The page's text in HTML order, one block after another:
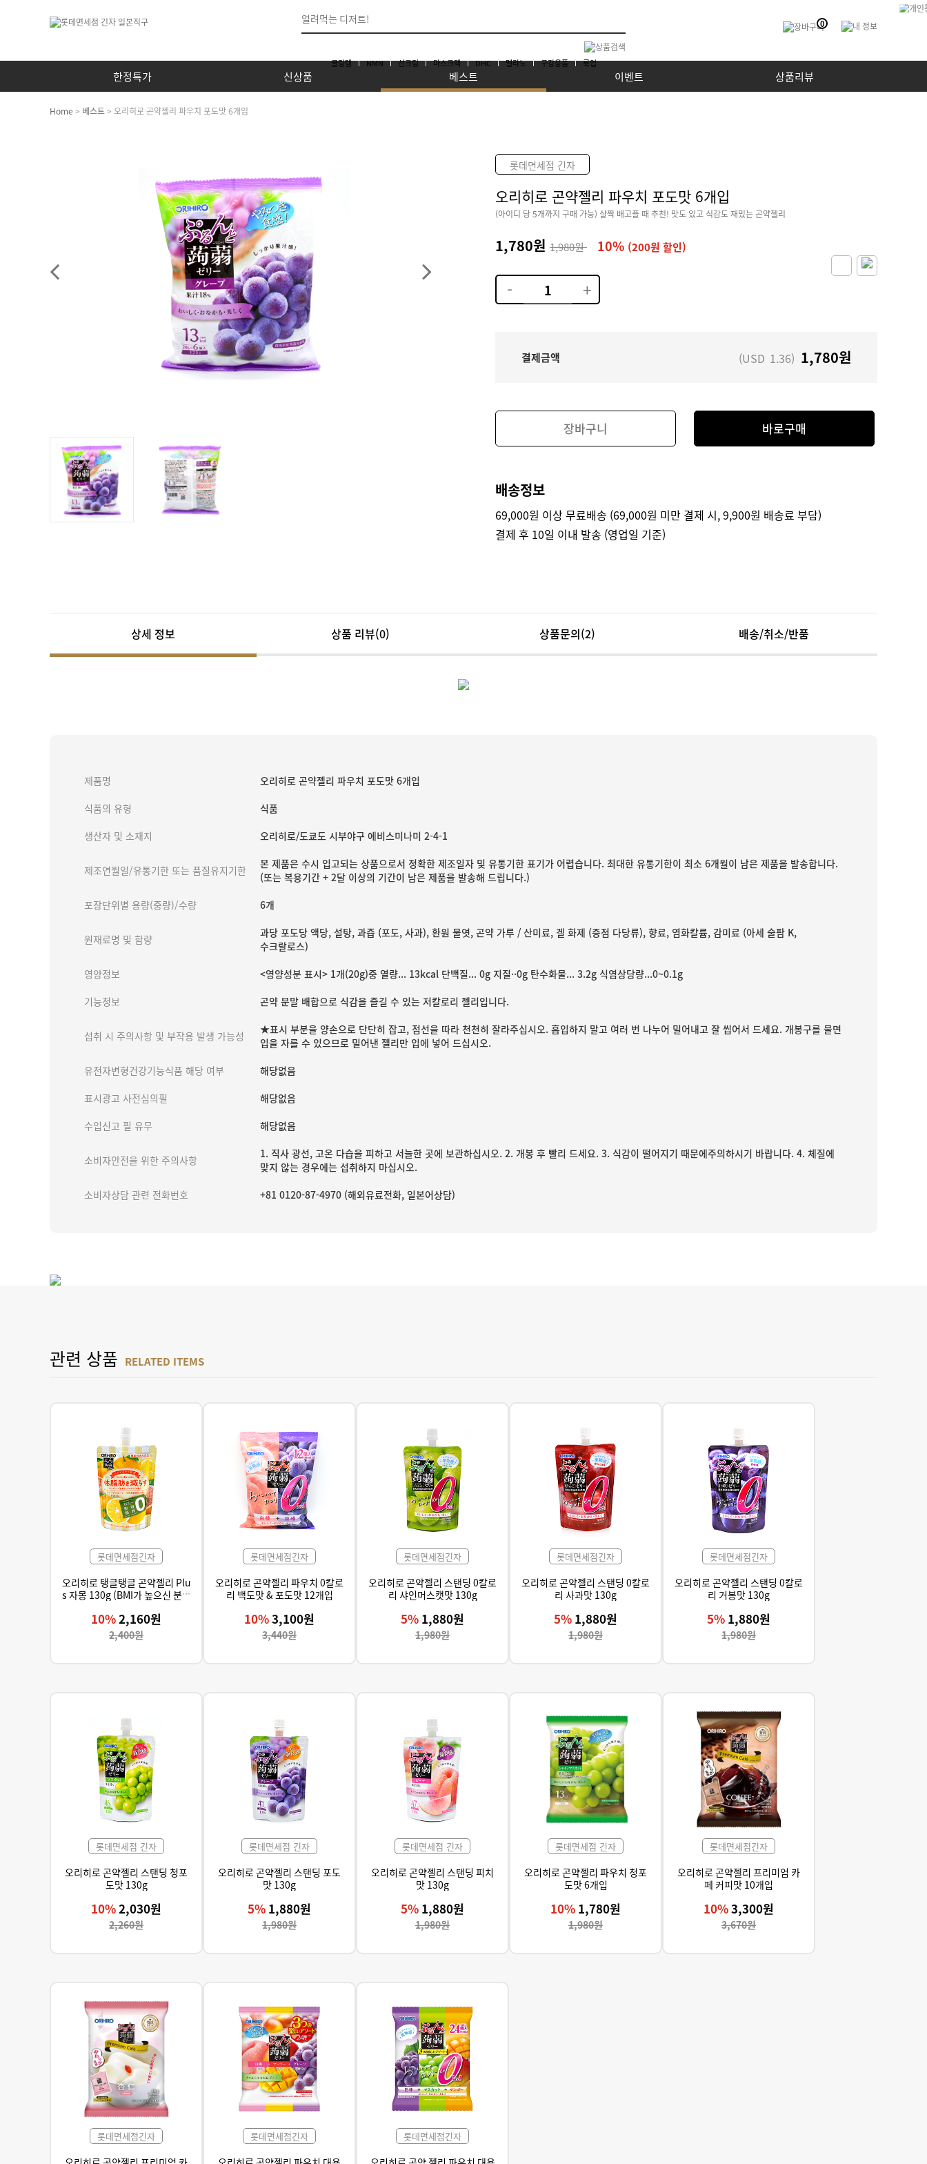
쿨링템 NMN 선크림 마스크팩 DHC 멜라노 구강용품 룩업
0
한정특가 신상품 베스트 이벤트 상품리뷰
Home > 베스트> 오리히로 곤약젤리 파우치 포도맛 6개입
롯데면세점 긴자
오리히로 곤약젤리 파우치 포도맛 6개입
(아이디 당 5개까지 구매 가능) 살짝 배고플 때 추천! 맛도 있고 식감도 재밌는 곤약젤리
1,780원 1,980원 10% (200원 할인)
결제금액 (USD 1.36) 1,780원
장바구니 바로구매
배송정보
69,000원 이상 무료배송 (69,000원 미만 결제 시, 9,900원 배송료 부담)
결제 후 10일 이내 발송 (영업일 기준)
상세 정보 상품 리뷰(0) 상품문의(2) 배송/취소/반품
제품명
오리히로 곤약젤리 파우치 포도맛 6개입
식품의 유형
식품
생산자 및 소재지
오리히로/도쿄도 시부야구 에비스미나미 2-4-1
제조연월일/유통기한 또는 품질유지기한
본 제품은 수시 입고되는 상품으로서 정확한 제조일자 및 유통기한 표기가 어렵습니다. 최대한 유통기한이 최소 6개월이 남은 제품을 발송합니다.
(또는 복용기간 + 2달 이상의 기간이 남은 제품을 발송해 드립니다.)
포장단위별 용량(중량)/수량
6개
원재료명 및 함량
과당 포도당 액당, 설탕, 과즙 (포도, 사과), 환원 물엿, 곤약 가루 / 산미료, 겔 화제 (증점 다당류), 향료, 염화칼륨, 감미료 (아세 술팜 K,
수크랄로스)
영양정보
<영양성분 표시> 1개(20g)중 열량... 13kcal 단백질... 0g 지질··0g 탄수화물... 3.2g 식염상당량...0~0.1g
기능정보
곤약 분말 배합으로 식감을 즐길 수 있는 저칼로리 젤리입니다.
섭취 시 주의사항 및 부작용 발생 가능성
★표시 부분을 양손으로 단단히 잡고, 점선을 따라 천천히 잘라주십시오. 흡입하지 말고 여러 번 나누어 밀어내고 잘 씹어서 드세요. 개봉구를 물면
입을 자를 수 있으므로 밀어낸 젤리만 입에 넣어 드십시오.
유전자변형건강기능식품 해당 여부
해당없음
표시광고 사전심의필
해당없음
수입신고 필 유무
해당없음
소비자안전을 위한 주의사항
1. 직사 광선, 고온 다습을 피하고 서늘한 곳에 보관하십시오. 2. 개봉 후 빨리 드세요. 3. 식감이 떨어지기 때문에주의하시기 바랍니다. 4. 체질에
맞지 않는 경우에는 섭취하지 마십시오.
소비자상담 관련 전화번호
+81 0120-87-4970 (해외유료전화, 일본어상담)
관련 상품 RELATED ITEMS
롯데면세점긴자
오리히로 탱글탱글 곤약젤리 Plu
s 자몽 130g (BMI가 높으신 분들
힙 추출물 함유)
10%2,160원
2,400원
롯데면세점긴자
오리히로 곤약젤리 파우치 0칼로
리 백도맛 & 포도맛 12개입
10%3,100원
3,440원
롯데면세점긴자
오리히로 곤약젤리 스탠딩 0칼로
리 샤인머스캣맛 130g
5% 1,880원
1,980원
롯데면세점긴자
오리히로 곤약젤리 스탠딩 0칼로
리 사과맛 130g
5% 1,880원
1,980원
롯데면세점긴자
오리히로 곤약젤리 스탠딩 0칼로
리 거봉맛 130g
5% 1,880원
1,980원
롯데면세점 긴자
오리히로 곤약젤리 스탠딩 청포
도맛 130g
10%2,030원
2,260원
롯데면세점 긴자
오리히로 곤약젤리 스탠딩 포도
맛 130g
5% 1,880원
1,980원
롯데면세점 긴자
오리히로 곤약젤리 스탠딩 피치
맛 130g
5% 1,880원
1,980원
롯데면세점 긴자
오리히로 곤약젤리 파우치 청포
도맛 6개입
10% 1,780원
1,980원
롯데면세점긴자
오리히로 곤약젤리 프리미엄 카
페 커피맛 10개입
10%3,300원
3,670원
롯데면세점긴자 롯데면세점긴자 롯데면세점긴자